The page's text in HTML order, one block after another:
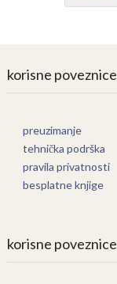
korisne poveznice
preuzimanje
tehnička podrška
pravila privatnosti
besplatne knjige
korisne poveznice